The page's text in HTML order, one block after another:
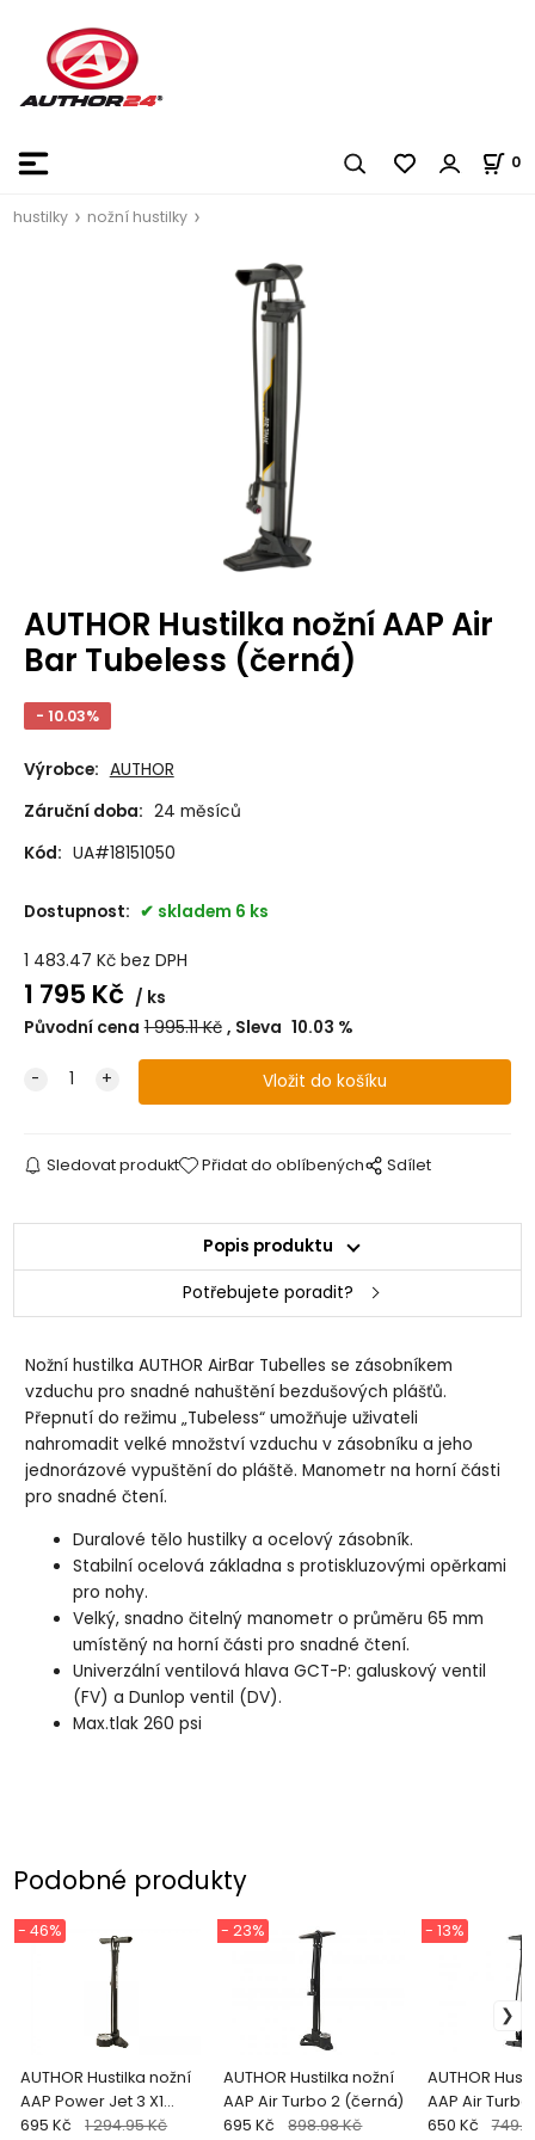
0
hustilky nožní hustilky
AUTHOR Hustilka nožní AAP Air
Bar Tubeless (černá)
- 10.03%
Výrobce: AUTHOR
Záruční doba: 24 měsíců
Kód: UA#18151050
Dostupnost: skladem 6 ks
1 483.47 Kč bez DPH
1 795 Kč
ks
Původní cena 1 995.11Kč Sleva 10.03 %
Sledovat produkt Přidat do oblíbených Sdílet
Popis produktu
Potřebujete poradit?
Nožní hustilka AUTHOR AirBar Tubelles se zásobníkem
vzduchu pro snadné nahuštění bezdušových plášťů.
Přepnutí do režimu „Tubeless“ umožňuje uživateli
nahromadit velké množství vzduchu v zásobníku a jeho
jednorázové vypuštění do pláště. Manometr na horní části
pro snadné čtení.
Duralové tělo hustilky a ocelový zásobník.
Stabilní ocelová základna s protiskluzovými opěrkami
pro nohy.
Velký, snadno čitelný manometr o průměru 65 mm
umístěný na horní části pro snadné čtení.
Univerzální ventilová hlava GCT-P: galuskový ventil
(FV) a Dunlop ventil (DV).
Max.tlak 260 psi
Podobné produkty
AUTHOR Hustilka nožní
AAP Power Jet 3 X1
(černá)
- 46%
695 Kč 1 294.95 Kč
AUTHOR Hustilka nožní
AAP Air Turbo 2 (černá)
- 23%
695 Kč 898.98 Kč
AUTHOR
AAP Air Turbo
(černá/šedá)
- 13%
650 Kč